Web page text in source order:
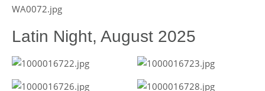
Latin Night, August 2025